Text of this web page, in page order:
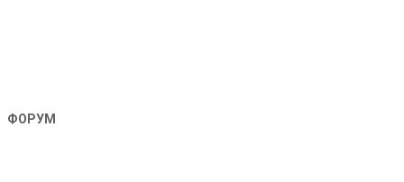
ФОРУМ